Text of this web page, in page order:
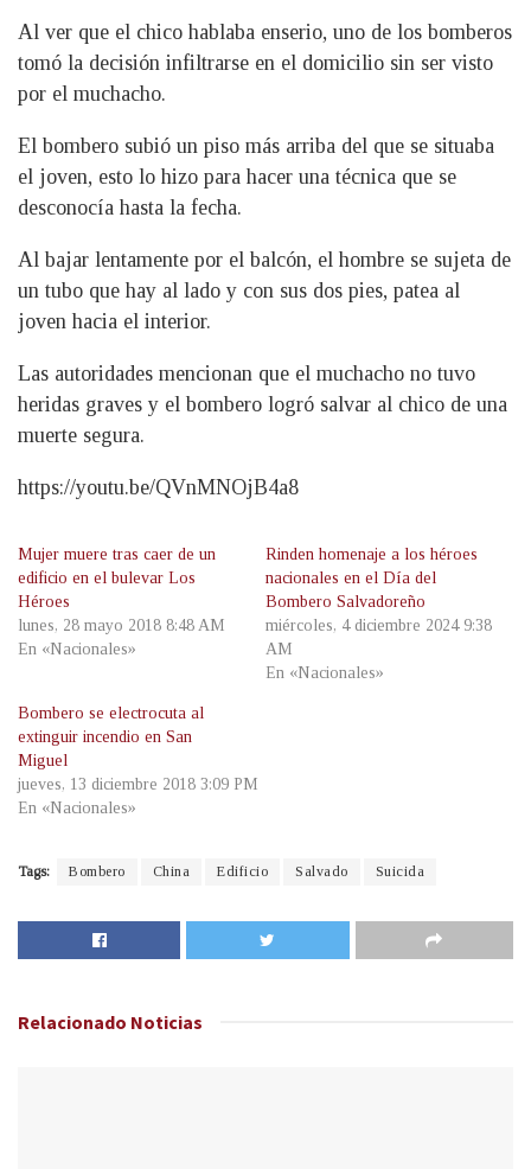
Al ver que el chico hablaba enserio, uno de los bomberos
tomó la decisión infiltrarse en el domicilio sin ser visto
por el muchacho.
El bombero subió un piso más arriba del que se situaba
el joven, esto lo hizo para hacer una técnica que se
desconocía hasta la fecha.
Al bajar lentamente por el balcón, el hombre se sujeta de
un tubo que hay al lado y con sus dos pies, patea al
joven hacia el interior.
Las autoridades mencionan que el muchacho no tuvo
heridas graves y el bombero logró salvar al chico de una
muerte segura.
https://youtu.be/QVnMNOjB4a8
Mujer muere tras caer de un
edificio en el bulevar Los
Héroes
lunes, 28 mayo 2018 8:48 AM
En «Nacionales»
Rinden homenaje a los héroes
nacionales en el Día del
Bombero Salvadoreño
miércoles, 4 diciembre 2024 9:38
AM
En «Nacionales»
Bombero se electrocuta al
extinguir incendio en San
Miguel
jueves, 13 diciembre 2018 3:09 PM
En «Nacionales»
Tags: Bombero China Edificio Salvado Suicida
Relacionado Noticias